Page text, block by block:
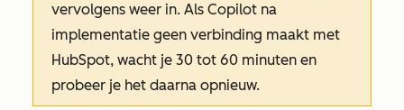
vervolgens weer in. Als Copilot na
implementatie geen verbinding maakt met
HubSpot, wacht je 30 tot 60 minuten en
probeer je het daarna opnieuw.